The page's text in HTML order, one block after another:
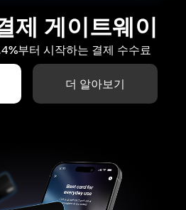
제 게이트웨이
부터 시작하는 결제 수수료
더 알아보기